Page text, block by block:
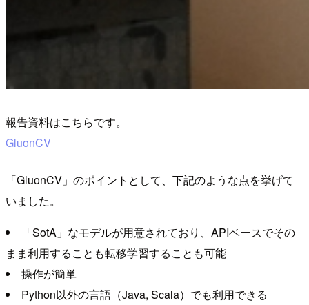
報告資料はこちらです。
GluonCV
「GluonCV」のポイントとして、下記のような点を挙げて
いました。
「SotA」なモデルが用意されており、APIベースでその
まま利用することも転移学習することも可能
操作が簡単
Python以外の言語（Java, Scala）でも利用できる